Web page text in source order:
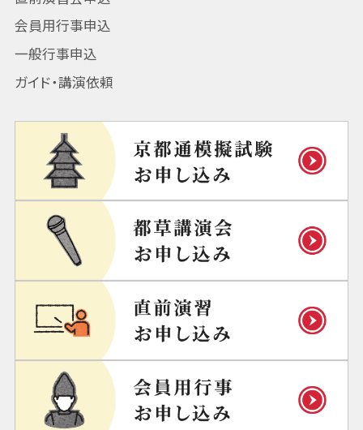
会員用行事申込
一般行事申込
ガイド・講演依頼